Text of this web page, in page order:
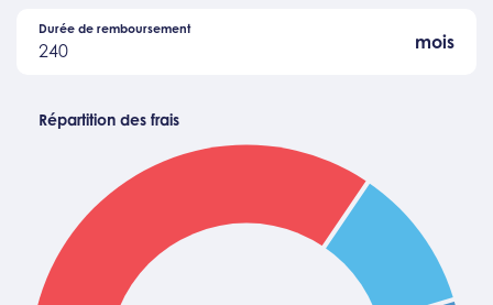
240
Durée de remboursement
mois
Répartition des frais